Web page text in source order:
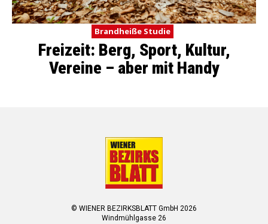
Brandheiße Studie
Freizeit: Berg, Sport, Kultur,
Vereine – aber mit Handy
© WIENER BEZIRKSBLATT GmbH 2026
Windmühlgasse 26